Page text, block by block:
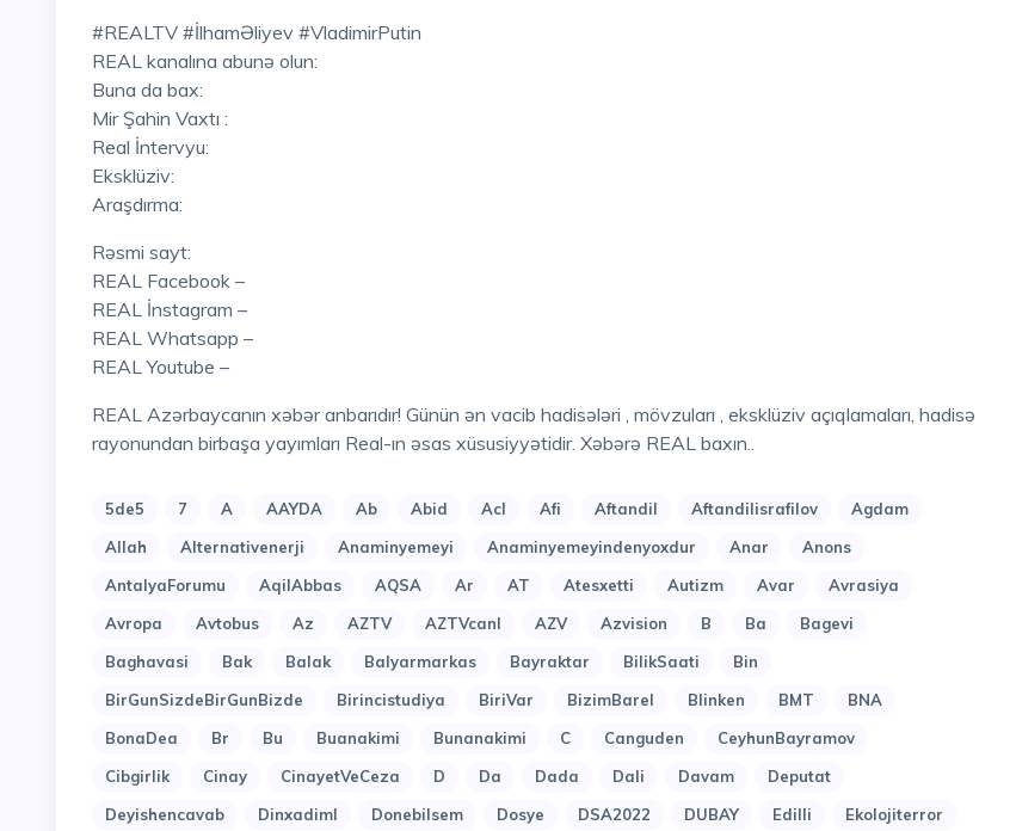
#REALTV #İlhamƏliyev #VladimirPutin
REAL kanalına abunə olun:
Buna da bax:
Mir Şahin Vaxtı :
Real İntervyu:
Eksklüziv:
Araşdırma:
Rəsmi sayt:
REAL Facebook –
REAL İnstagram –
REAL Whatsapp –
REAL Youtube –
REAL Azərbaycanın xəbər anbarıdır! Günün ən vacib hadisələri , mövzuları , eksklüziv açıqlamaları, hadisə
rayonundan birbaşa yayımları Real-ın əsas xüsusiyyətidir. Xəbərə REAL baxın..
5de5 7 A AAYDA Ab Abid Acl Afi Aftandil Aftandilisrafilov
Agdam
Allah
Alternativenerji Anaminyemeyi Anaminyemeyindenyoxdur Anar
Anons
AntalyaForumu
AqilAbbas AQSA Ar AT Atesxetti Autizm Avar
Avrasiya
Avropa
Avtobus Az AZTV AZTVcanl AZV Azvision B Ba
Bagevi
Baghavasi
Bak Balak Balyarmarkas Bayraktar BilikSaati
Bin
BirGunSizdeBirGunBizde
Birincistudiya BiriVar BizimBarel Blinken BMT
BNA
BonaDea
Br Bu Buanakimi Bunanakimi C Canguden
CeyhunBayramov
Cibgirlik
Cinay CinayetVeCeza D Da Dada Dali Davam
Deputat
Deyishencavab
Dinxadiml Donebilsem Dosye DSA2022 DUBAY Edilli
Ekolojiterror